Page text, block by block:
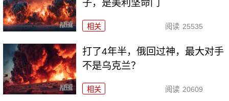
子，是美利坚命门
相关 阅读 25535
打了4年半，俄回过神，最大对手
不是乌克兰？
相关 阅读 20609